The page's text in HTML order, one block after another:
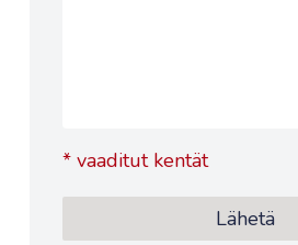
*vaaditut kentät